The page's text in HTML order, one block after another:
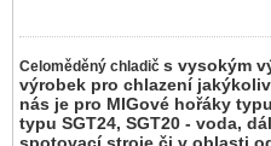
Celoměděný chladič s vysokým
výrobek pro chlazení
nás je pro MIGové hořáky
typu SGT24, SGT20 - voda,